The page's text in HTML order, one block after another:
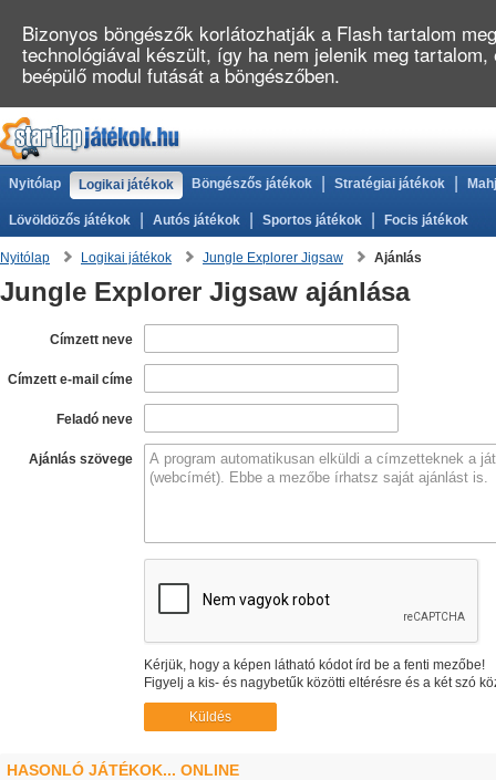
Nyitólap Logikai játékok Böngészős játékok Stratégiai játékok
Lövöldözős játékok Autós játékok Sportos játékok Focis játékok
Nyitólap Logikai játékok Jungle Explorer Jigsaw Ajánlás
Jungle Explorer Jigsaw ajánlása
Címzett neve
Címzett e-mail címe
Feladó neve
Ajánlás szövege
Kérjük, hogy a képen látható kódot írd be a fenti mezőbe!
Figyelj a kis- és nagybetűk közötti eltérésre és a két szó
HASONLÓ JÁTÉKOK... ONLINE
Bizonyos böngészők korlátozhatják a Flash tartalom
technológiával készült, így ha nem jelenik meg
beépülő modul futását a böngészőben.